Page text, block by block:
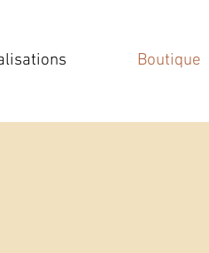
Boutique